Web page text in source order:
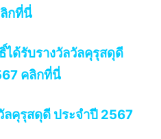
กที่นี่
ได้รับรางวัลวัลคุรุสดุดี
คลิกที่นี่
ลคุรุสดุดี ประจำปี 2567